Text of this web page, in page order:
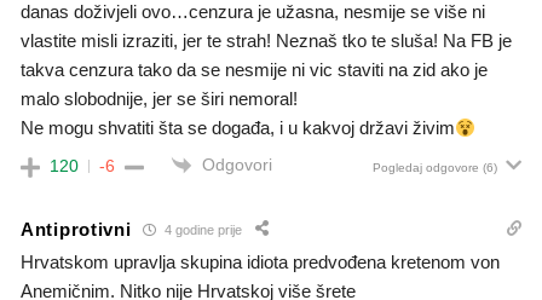
danas doživjeli ovo…cenzura je užasna, nesmije se više ni
vlastite misli izraziti, jer te strah! Neznaš tko te sluša! Na FB je
takva cenzura tako da se nesmije ni vic staviti na zid ako je
malo slobodnije, jer se širi nemoral!
Ne mogu shvatiti šta se događa, i u kakvoj državi živim
120 -6 Odgovori Pogledaj odgovore (6)
Antiprotivni 4 godine prije
Hrvatskom upravlja skupina idiota predvođena kretenom von
Anemičnim. Nitko nije Hrvatskoj više šrete